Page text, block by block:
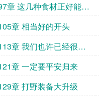
章 这几种食材正好能顺
过去一块儿拿了
章 相当好的开头
章 我们也许已经很幸
章 一定要平安归来
章 打野装备大升级